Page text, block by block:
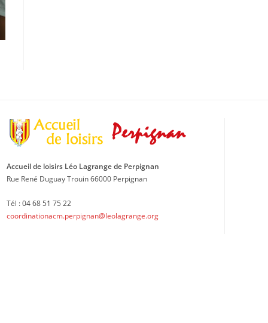
Accueil de loisirs Léo Lagrange de Perpignan
Rue René Duguay Trouin 66000 Perpignan
Tél : 04 68 51 75 22
coordinationacm.perpignan@leolagrange.org